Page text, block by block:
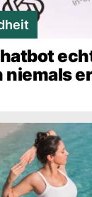
niemals